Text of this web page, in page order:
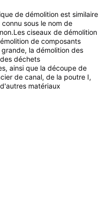
de démolition est similaire
sous le nom de
ciseaux de démolition
de composants
la démolition des
déchets
ainsi que la découpe de
de canal, de la poutre I,
matériaux